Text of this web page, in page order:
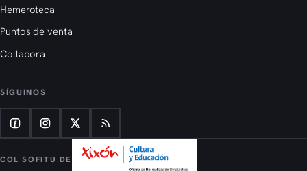
Hemeroteca
Puntos de venta
Collabora
SÍGUINOS
COL SOFITU DE